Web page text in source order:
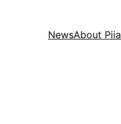
NewsAbout Piia